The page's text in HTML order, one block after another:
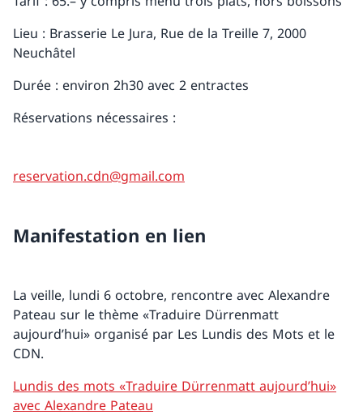
Lieu : Brasserie Le Jura, Rue de la Treille 7, 2000
Neuchâtel
Durée : environ 2h30 avec 2 entractes
Réservations nécessaires :
reservation.cdn@gmail.com
Manifestation en lien
La veille, lundi 6 octobre, rencontre avec Alexandre
Pateau sur le thème «Traduire Dürrenmatt
aujourd’hui» organisé par Les Lundis des Mots et le
CDN.
Lundis des mots «Traduire Dürrenmatt aujourd’hui»
avec Alexandre Pateau